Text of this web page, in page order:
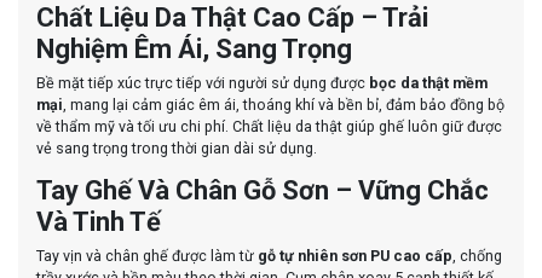
Chất Liệu Da Thật Cao Cấp – Trải
Nghiệm Êm Ái, Sang Trọng
Bề mặt tiếp xúc trực tiếp với người sử dụng được bọc da thật mềm
mại, mang lại cảm giác êm ái, thoáng khí và bền bỉ, đảm bảo đồng bộ
về thẩm mỹ và tối ưu chi phí. Chất liệu da thật giúp ghế luôn giữ được
vẻ sang trọng trong thời gian dài sử dụng.
Tay Ghế Và Chân Gỗ Sơn – Vững Chắc
Và Tinh Tế
Tay vịn và chân ghế được làm từ gỗ tự nhiên sơn PU cao cấp , chống